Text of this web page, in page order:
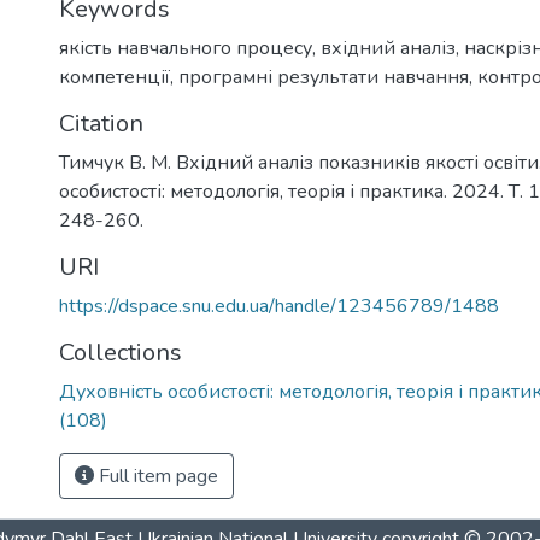
Keywords
якість навчального процесу, вхідний аналіз,
компетенції, програмні результати навчання,
Citation
Тимчук В. М. Вхідний аналіз показників якості
особистості: методологія, теорія і практика. 2024.
248-260.
URI
https://dspace.snu.edu.ua/handle/123456789/1488
Collections
Духовність особистості: методологія, теорія і
(108)
Full item page